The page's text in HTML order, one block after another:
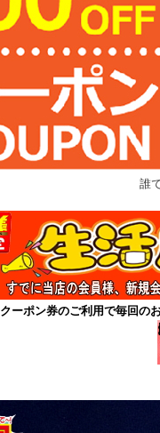
誰
クーポン券のご利用で毎回の